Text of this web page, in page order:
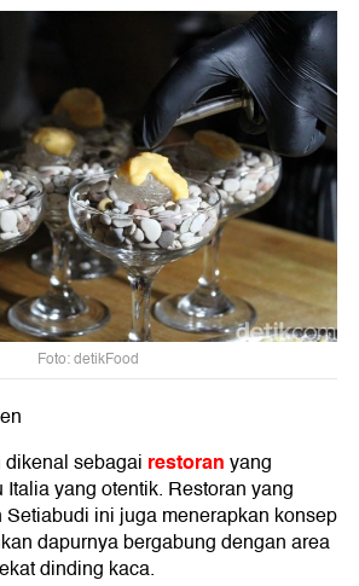
Foto: detikFood
sebagai restoranyang
yang otentik. Restoran yang
ini juga menerapkan konsep
dapurnya bergabung dengan area
dinding kaca.